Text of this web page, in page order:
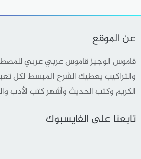
عن الموقع
قاموس الوجيز قاموس عربي عربي
والتراكيب يعطيك الشرح المبسط لكل
الكريم وكتب الحديث وأشهر كتب الأدب
تابعنا على الفايسبوك